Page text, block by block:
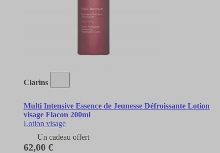
Clarins
Multi Intensive Essence de Jeunesse Défroissante Lotion
visage Flacon 200ml
Lotion visage
Un cadeau offert
62,00 €